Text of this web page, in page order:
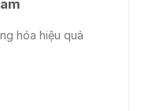
hóa hiệu quả